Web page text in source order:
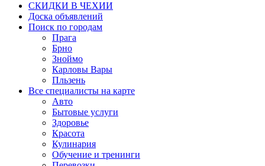
СКИДКИ В ЧЕХИИ
Доска объявлений
Поиск по городам
Прага
Брно
Зноймо
Карловы Вары
Пльзень
Все специалисты на карте
Авто
Бытовые услуги
Здоровье
Красота
Кулинария
Обучение и тренинги